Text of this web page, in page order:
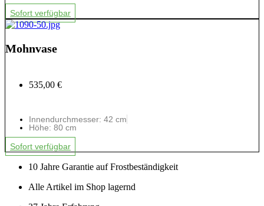
Sofort verfügbar
Mohnvase
535,00 €
Innendurchmesser: 42 cm
Höhe: 80 cm
Sofort verfügbar
10 Jahre Garantie auf Frostbeständigkeit
Alle Artikel im Shop lagernd